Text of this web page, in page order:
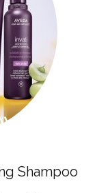
Shampoo